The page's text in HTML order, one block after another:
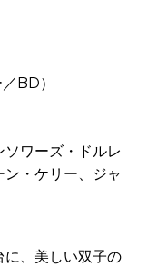
BD）
ワーズ・ドルレ
・ケリー、ジャ
に、美しい双子の